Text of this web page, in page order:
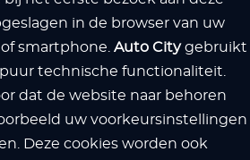
in de browser van uw
smartphone. Auto Citygebruikt
technische functionaliteit.
dat de website naar behoren
uw voorkeursinstellingen
Deze cookies worden ook